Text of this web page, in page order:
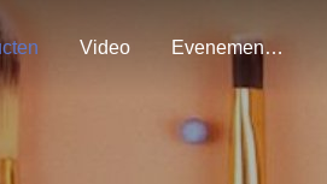
Video Evenementen